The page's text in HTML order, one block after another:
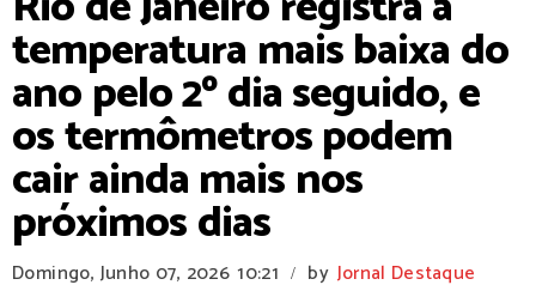
temperatura mais baixa do
ano pelo 2º dia seguido, e
os termômetros podem
cair ainda mais nos
próximos dias
Domingo, Junho 07, 2026 10:21 / by Jornal Destaque